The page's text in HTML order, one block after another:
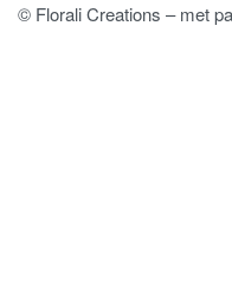
© Florali Creations – met